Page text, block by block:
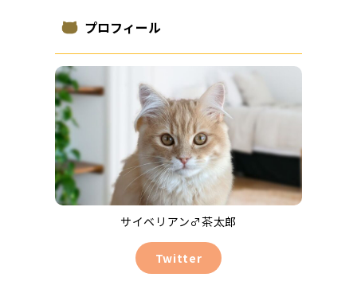
プロフィール
サイベリアン♂茶太郎
Twitter